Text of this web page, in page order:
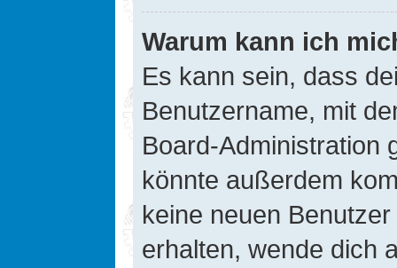
Warum kann ich
Es kann sein, dass
Benutzername, mit
Board-Administration
könnte außerdem
keine neuen
erhalten, wende dich